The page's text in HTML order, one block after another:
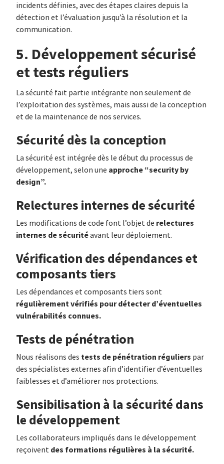
incidents définies, avec des étapes claires depuis la
détection et l’évaluation jusqu’à la résolution et la
communication.
5. Développement sécurisé
et tests réguliers
La sécurité fait partie intégrante non seulement de
l’exploitation des systèmes, mais aussi de la conception
et de la maintenance de nos services.
Sécurité dès la conception
La sécurité est intégrée dès le début du processus de
développement, selon une approche “security by
design”.
Relectures internes de sécurité
Les modifications de code font l’objet de relectures
internes de sécuritéavant leur déploiement.
Vérification des dépendances et
composants tiers
Les dépendances et composants tiers sont
régulièrement vérifiés pour détecter d’éventuelles
vulnérabilités connues.
Tests de pénétration
Nous réalisons des tests de pénétration réguliers par
des spécialistes externes afin d’identifier d’éventuelles
faiblesses et d’améliorer nos protections.
Sensibilisation à la sécurité dans
le développement
Les collaborateurs impliqués dans le développement
reçoivent des formations régulières à la sécurité.